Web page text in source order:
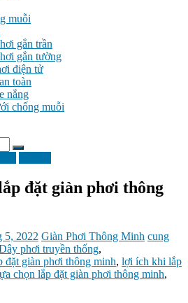
muỗi
gắn trần
gắn tường
điện tử
toàn
nắng
chống muỗi
đặt giàn phơi thông
5, 2022 Giàn Phơi Thông Minh cung
phơi truyền thống,
đặt giàn phơi thông minh, lợi ích khi lắp
chọn lắp đặt giàn phơi thông minh,